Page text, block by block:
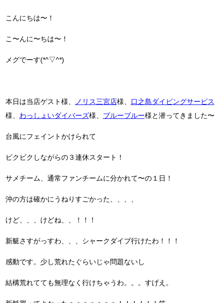
こんにちは〜！
こ〜んに〜ちは〜！
メグでーす(*^▽^*)
本日は当店ゲスト様、 ノリス三宮店様、 口之島ダイビングサービス
様、 わっしょいダイバーズ様、 ブルーブルー様と潜ってきました〜
台風にフェイントかけられて
ビクビクしながらの３連休スタート！
サメチーム、通常ファンチームに分かれて〜の１日！
沖の方は確かにうねりすごかった、、、、
けど、、、けどね、、！！！
新艇さすがっすわ、、、シャークダイブ行けたわ！！！
感動です。少し荒れたぐらいじゃ問題ないし
結構荒れてても無理なく行けちゃうわ。。。すげえ。